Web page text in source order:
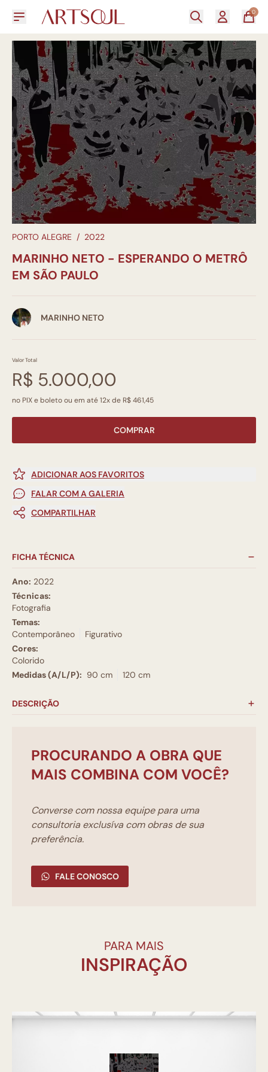
0
PORTO ALEGRE / 2022
MARINHO NETO - ESPERANDO O METRÔ
EM SÃO PAULO
MARINHO NETO
Valor Total
R$ 5.000,00
no PIX e boleto ou em até 12x de R$ 461,45
COMPRAR
ADICIONAR AOS FAVORITOS
FALAR COM A GALERIA
COMPARTILHAR
FICHA TÉCNICA
Ano: 2022
Técnicas:
Fotografia
Temas:
Contemporâneo
Figurativo
Cores:
Colorido
Medidas (A/L/P): 90 cm 120 cm
DESCRIÇÃO
PROCURANDO A OBRA QUE
MAIS COMBINA COM VOCÊ?
Converse com nossa equipe para uma
consultoria exclusíva com obras de sua
preferência.
FALE CONOSCO
PARA MAIS
INSPIRAÇÃO